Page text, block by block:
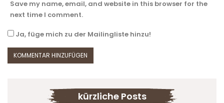
Save my name, email, and website in this browser for the
next time I comment.
Ja, füge mich zu der Mailingliste hinzu!
kürzliche Posts